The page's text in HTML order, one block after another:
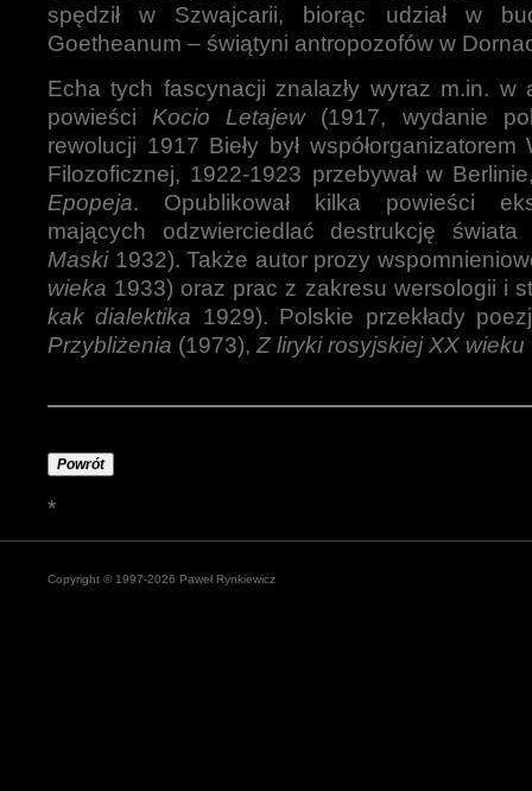
spędził w Szwajcarii, biorąc udział w
Goetheanum – świątyni antropozofów w
Echa tych fascynacji znalazły wyraz m.in. w
powieści Kocio Letajew(1917, wydanie
rewolucji 1917 Bieły był współorganizatorem
Filozoficznej, 1922-1923 przebywał w
Epopeja. Opublikował kilka powieści
mających odzwierciedlać destrukcję świata
Maski1932). Także autor prozy
wieka 1933) oraz prac z zakresu wersologii i
kak dialektika 1929). Polskie przekłady
Przybliżenia (1973), Z liryki rosyjskiej XX wieku
Powrót
*
Copyright © 1997-2026 Paweł Rynkiewicz